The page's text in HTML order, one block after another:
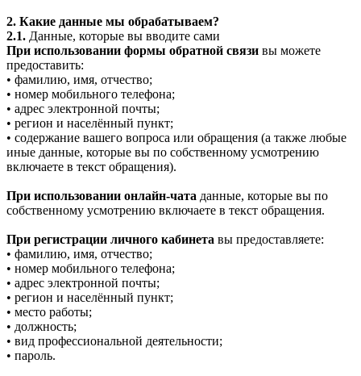
2. Какие данные мы обрабатываем?
2.1. Данные, которые вы вводите сами
При использовании формы обратной связи вы можете
предоставить:
• фамилию, имя, отчество;
• номер мобильного телефона;
• адрес электронной почты;
• регион и населённый пункт;
• содержание вашего вопроса или обращения (а также любые
иные данные, которые вы по собственному усмотрению
включаете в текст обращения).
При использовании онлайн-чата данные, которые вы по
собственному усмотрению включаете в текст обращения.
При регистрации личного кабинета вы предоставляете:
• фамилию, имя, отчество;
• номер мобильного телефона;
• адрес электронной почты;
• регион и населённый пункт;
• место работы;
• должность;
• вид профессиональной деятельности;
• пароль.